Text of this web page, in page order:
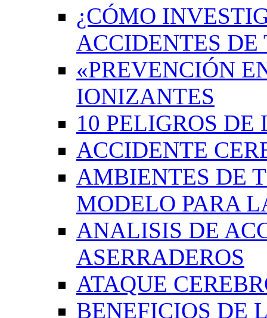
¿CÓMO
ACCIDENTES DE
«PREVENCIÓN
IONIZANTES
10 PELIGROS
ACCIDENTE
AMBIENTES DE
MODELO PARA
ANALISIS DE
ASERRADEROS
ATAQUE
BENEFICIOS DE